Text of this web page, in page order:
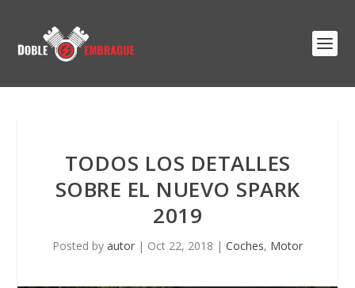
TODOS LOS DETALLES
SOBRE EL NUEVO SPARK
2019
Posted by autor | Oct 22, 2018 | Coches, Motor